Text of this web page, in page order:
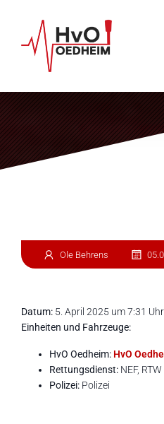
Ole Behrens
Datum: 5. April 2025 um 7:31 Uhr
Einheiten und Fahrzeuge:
HvO Oedheim: HvO
Rettungsdienst: NEF, RTW
Polizei: Polizei